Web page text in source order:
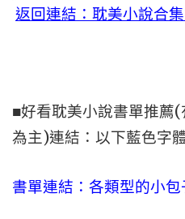
返回連結：耽美小說合
■好看耽美小說書單推薦
為主)連結：以下藍色字
書單連結：各類型的小